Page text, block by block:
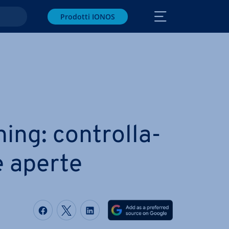
Prodotti IONOS
con­trol­la­
aperte
Condividi via Facebook
Condividi via Twitter
Condividi via LinkedIN